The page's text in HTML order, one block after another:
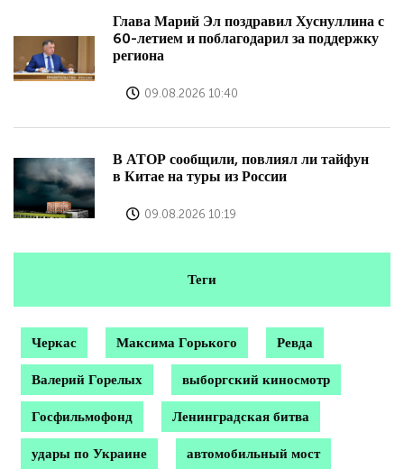
Глава Марий Эл поздравил Хуснуллина с
60-летием и поблагодарил за поддержку
региона
09.08.2026 10:40
В АТОР сообщили, повлиял ли тайфун
в Китае на туры из России
09.08.2026 10:19
Теги
Черкас Максима Горького Ревда
Валерий Горелых выборгский киносмотр
Госфильмофонд Ленинградская битва
удары по Украине автомобильный мост